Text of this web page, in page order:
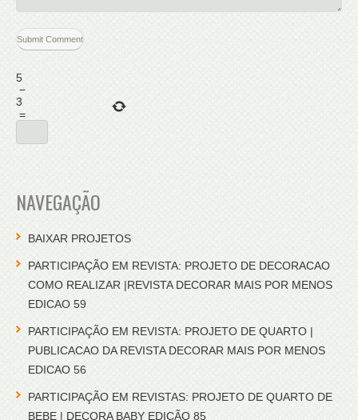
5
−
3
=
NAVEGAÇÃO
BAIXAR PROJETOS
PARTICIPAÇÃO EM REVISTA: PROJETO DE DECORACAO
COMO REALIZAR |REVISTA DECORAR MAIS POR MENOS
EDICAO 59
PARTICIPAÇÃO EM REVISTA: PROJETO DE QUARTO |
PUBLICACAO DA REVISTA DECORAR MAIS POR MENOS
EDICAO 56
PARTICIPAÇÃO EM REVISTAS: PROJETO DE QUARTO DE
BEBE | DECORA BABY EDIÇÃO 85